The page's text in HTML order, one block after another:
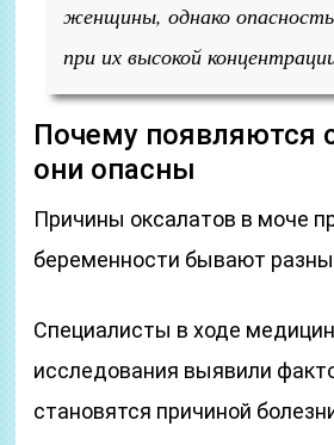
женщины, однако
при их высокой
Почему появляются
они опасны
Причины оксалатов в моче
беременности бывают
Специалисты в ходе
исследования выявили
становятся причиной